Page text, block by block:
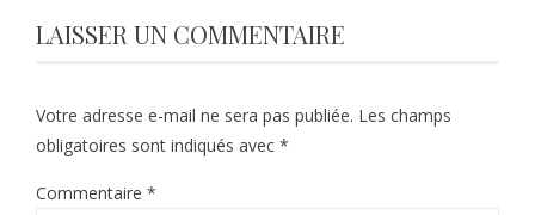
LAISSER UN COMMENTAIRE
Votre adresse e-mail ne sera pas publiée. Les champs
obligatoires sont indiqués avec *
Commentaire *